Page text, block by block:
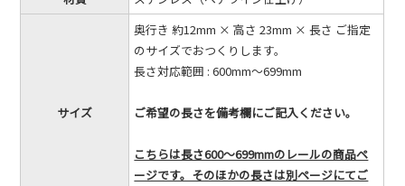
サイズ
奥行き 約12mm × 高さ 23mm × 長さ ご指定
のサイズでおつくりします。
長さ対応範囲 : 600mm～699mm
ご希望の長さを備考欄にご記入ください。
こちらは長さ600～699mmのレールの商品ペ
ージです。そのほかの長さは別ページにてご